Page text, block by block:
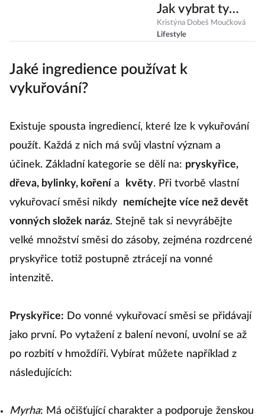
Jak vybrat ty
nejkvalitnější a
kde je sehnat?
Kristýna Dobeš Moučková
Lifestyle
Jaké ingredience používat k
vykuřování?
Existuje spousta ingrediencí, které lze k vykuřování
použít. Každá z nich má svůj vlastní význam a
účinek. Základní kategorie se dělí na: pryskyřice,
dřeva, bylinky, koření a květy. Při tvorbě vlastní
vykuřovací směsi nikdy
nemíchejte více než devět
vonných složek naráz. Stejně tak si nevyrábějte
velké množství směsi do zásoby, zejména rozdrcené
pryskyřice totiž postupně ztrácejí na vonné
intenzitě.
Pryskyřice: Do vonné vykuřovací směsi se přidávají
jako první. Po vytažení z balení nevoní, uvolní se až
po rozbití v hmoždíři. Vybírat můžete například z
následujících:
Myrha: Má očišťující charakter a podporuje ženskou